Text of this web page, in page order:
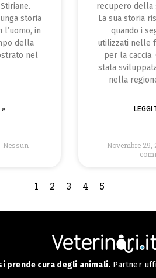
storia
in
della
nel
»
Nessun
recupero della
La sua storia
quando i
utilizzati nelle
per la caccia.
stata
nella
LEGGI
Novembre 29,
1 2 3 4 5
prende cura degli animali. Partner